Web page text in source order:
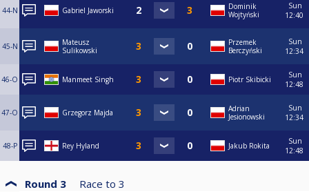
44-N Gabriel Jaworski
Dominik
Wojtyński
Sun
12:40
45-N
Mateusz
Sulikowski
Przemek
Berczyński
Sun
12:34
46-O Manmeet Singh Piotr Skibicki
Sun
12:48
47-O Grzegorz Majda
Adrian
Jesionowski
Sun
12:34
48-P Rey Hyland Jakub Rokita
Sun
12:48
Round 3 Race to 3